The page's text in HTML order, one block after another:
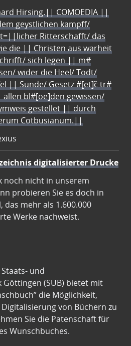
Hirsing.|| COMOEDIA ||
geystlichen kampff/
Ritterschafft/ das
die || Christen aus warheit
sich legen || m#
wider die Heel/ Todt/
|| Sünde/ Gesetz #[et]c̃ tr#
bl#[oe]den gewissen/
gestellet || durch
Cotbusianum.||
digitalisierter Drucke
noch nicht in unserem
probieren Sie es doch in
das mehr als 1.600.000
Werke nachweist.
und
(SUB) bietet mit
die Möglichkeit,
von Büchern zu
Sie die Patenschaft für
Wunschbuches.